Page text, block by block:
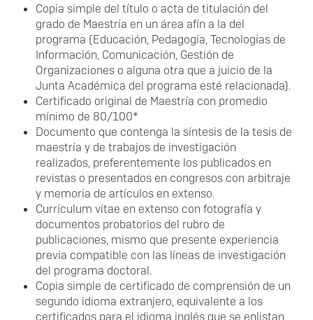
Copia simple del título o acta de titulación del
grado de Maestría en un área afín a la del
programa (Educación, Pedagogía, Tecnologías de
Información, Comunicación, Gestión de
Organizaciones o alguna otra que a juicio de la
Junta Académica del programa esté relacionada).
Certificado original de Maestría con promedio
mínimo de 80/100*
Documento que contenga la síntesis de la tesis de
maestría y de trabajos de investigación
realizados, preferentemente los publicados en
revistas o presentados en congresos con arbitraje
y memoria de artículos en extenso.
Currículum vítae en extenso con fotografía y
documentos probatorios del rubro de
publicaciones, mismo que presente experiencia
previa compatible con las líneas de investigación
del programa doctoral.
Copia simple de certificado de comprensión de un
segundo idioma extranjero, equivalente a los
certificados para el idioma inglés que se enlistan